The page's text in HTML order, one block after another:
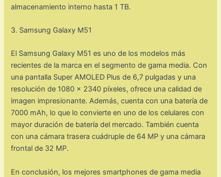
almacenamiento interno hasta 1 TB.
3. Samsung Galaxy M51
El Samsung Galaxy M51 es uno de los modelos más
recientes de la marca en el segmento de gama media. Con
una pantalla Super AMOLED Plus de 6,7 pulgadas y una
resolución de 1080 x 2340 píxeles, ofrece una calidad de
imagen impresionante. Además, cuenta con una batería de
7000 mAh, lo que lo convierte en uno de los celulares con
mayor duración de batería del mercado. También cuenta
con una cámara trasera cuádruple de 64 MP y una cámara
frontal de 32 MP.
En conclusión, los mejores smartphones de gama media